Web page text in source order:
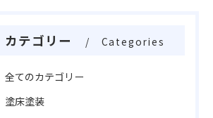
カテゴリー Categories
全てのカテゴリー
塗床塗装